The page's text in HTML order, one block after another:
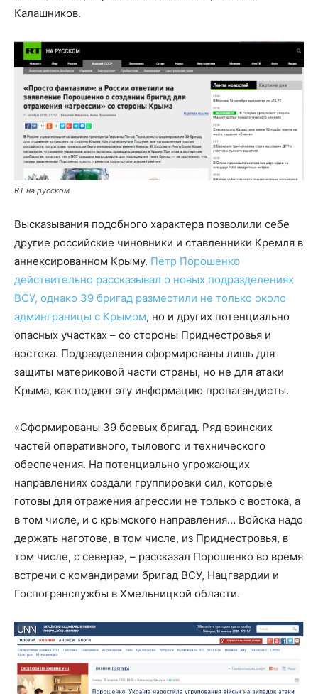
Калашников.
RT на русском
Высказывания подобного характера позволили себе
другие российские чиновники и ставленники Кремля в
аннексированном Крыму. Петр Порошенко
действительно рассказывал о новых подразделениях
ВСУ, однако 39 бригад разместили не только около
админграницы с Крымом, но и других потенциально
опасных участках – со стороны Приднестровья и
востока. Подразделения сформированы лишь для
защиты материковой части страны, но не для атаки
Крыма, как подают эту информацию пропагандисты.
«Сформированы 39 боевых бригад. Ряд воинских
частей оперативного, тылового и технического
обеспечения. На потенциально угрожающих
направлениях создали группировки сил, которые
готовы для отражения агрессии не только с востока, а
в том числе, и с крымского направления… Войска надо
держать наготове, в том числе, из Приднестровья, в
том числе, с севера», – рассказал Порошенко во время
встречи с командирами бригад ВСУ, Нацгвардии и
Госпогранслужбы в Хмельницкой области.